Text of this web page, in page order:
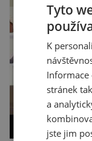
Tyto
K
Informace
stránek
a
jste jim